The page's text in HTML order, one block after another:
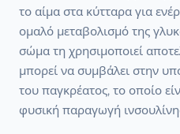
το αίμα στα κύτταρα για
ομαλό μεταβολισμό της
σώμα τη χρησιμοποιεί
μπορεί να συμβάλει στην
του παγκρέατος, το οποίο
φυσική παραγωγή